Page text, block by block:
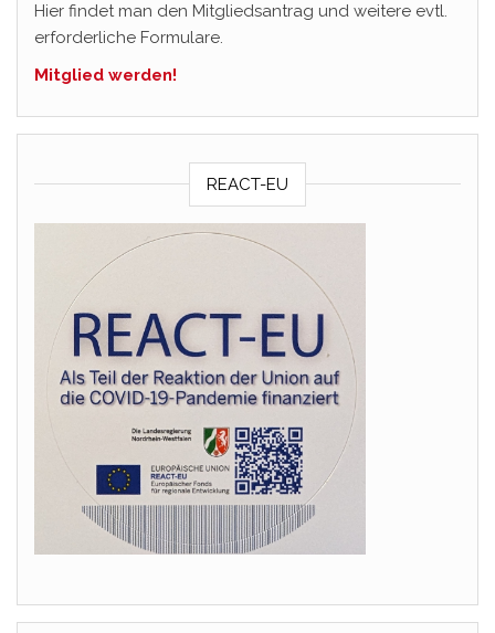
Hier findet man den Mitgliedsantrag und weitere evtl.
erforderliche Formulare.
Mitglied werden!
REACT-EU